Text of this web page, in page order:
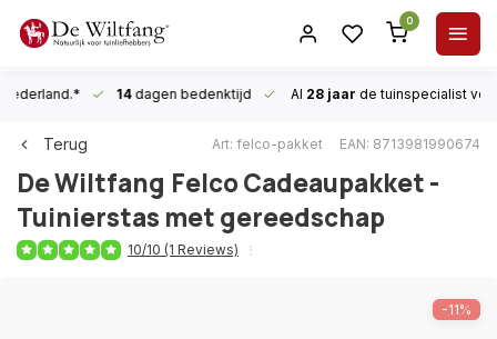
0
14dagen bedenktijd Al 28 jaar de tuinspecialist
Terug Art: felco-pakket EAN: 8713981990674
De Wiltfang Felco Cadeaupakket -
Tuinierstas met gereedschap
10/10 (1 Reviews)
-11%